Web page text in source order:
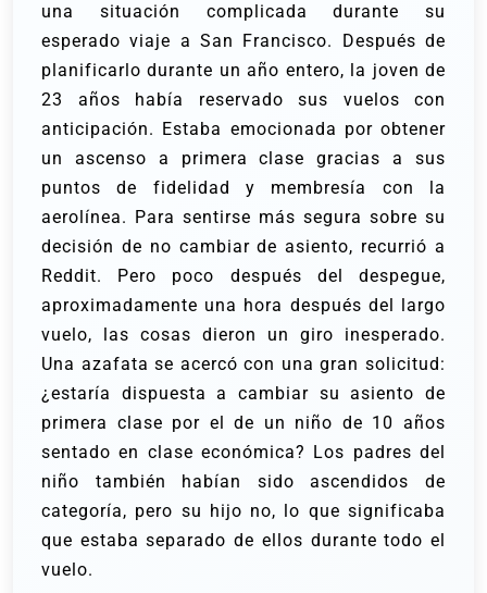
una situación complicada durante su
esperado viaje a San Francisco. Después de
planificarlo durante un año entero, la joven de
23 años había reservado sus vuelos con
anticipación. Estaba emocionada por obtener
un ascenso a primera clase gracias a sus
puntos de fidelidad y membresía con la
aerolínea. Para sentirse más segura sobre su
decisión de no cambiar de asiento, recurrió a
Reddit. Pero poco después del despegue,
aproximadamente una hora después del largo
vuelo, las cosas dieron un giro inesperado.
Una azafata se acercó con una gran solicitud:
¿estaría dispuesta a cambiar su asiento de
primera clase por el de un niño de 10 años
sentado en clase económica? Los padres del
niño también habían sido ascendidos de
categoría, pero su hijo no, lo que significaba
que estaba separado de ellos durante todo el
vuelo.